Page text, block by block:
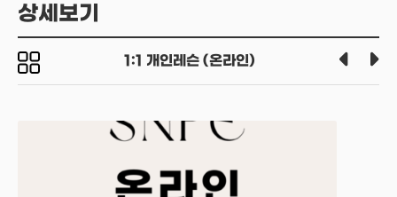
상세보기
1:1 개인레슨 (온라인)